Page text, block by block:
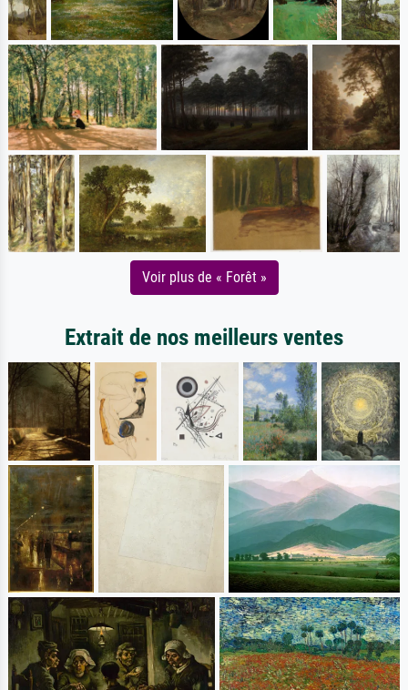
Voir plus de « Forêt »
Extrait de nos meilleurs ventes